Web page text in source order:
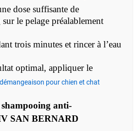
dose suffisante de
le pelage préalablement
trois minutes et rincer à l’eau
optimal, appliquer le
pour chien et chat
shampooing anti-
SAN BERNARD